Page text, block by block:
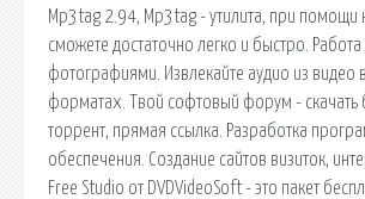
Mp3tag 2.94, Mp3tag - утилита, при помощи
сможете достаточно легко и быстро.
фотографиями. Извлекайте аудио из видео
форматах. Твой софтовый форум - скачать
торрент, прямая ссылка. Разработка
обеспечения. Создание сайтов визиток,
Free Studio от DVDVideoSoft - это пакет